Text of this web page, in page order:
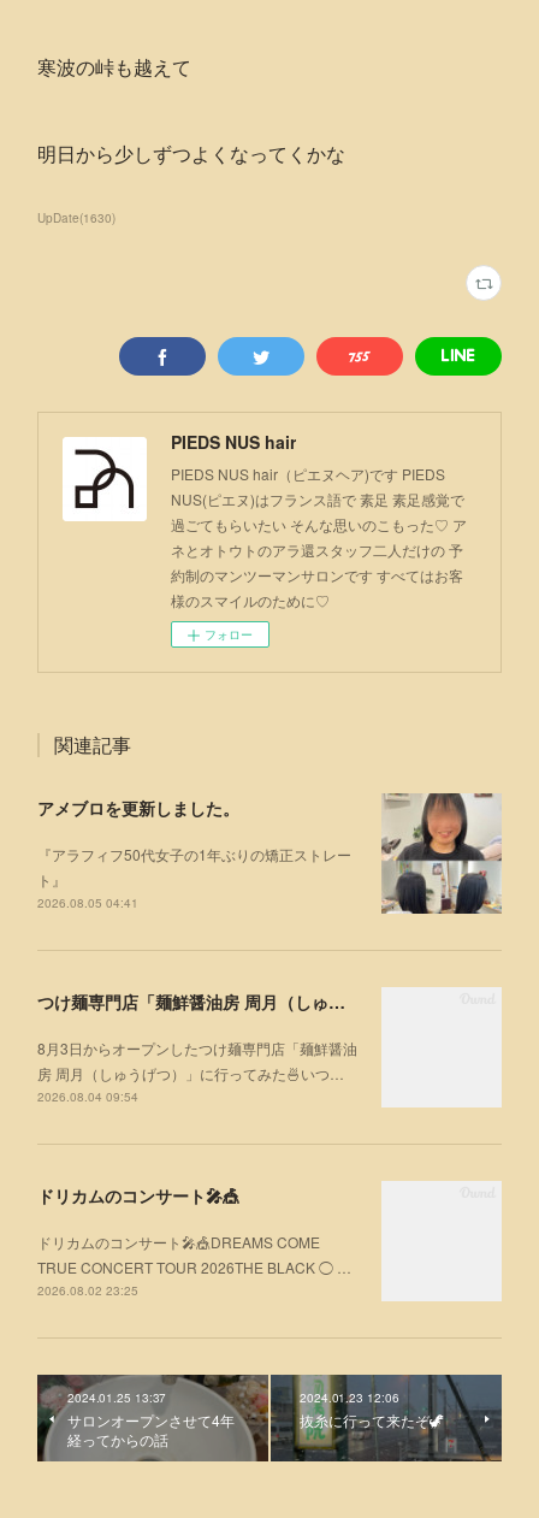
寒波の峠も越えて
明日から少しずつよくなってくかな
UpDate(1630)
PIEDS NUS hair
PIEDS NUS hair（ピエヌヘア)です PIEDS
NUS(ピエヌ)はフランス語で 素足 素足感覚で
過ごてもらいたい そんな思いのこもった♡ ア
ネとオトウトのアラ還スタッフ二人だけの 予
約制のマンツーマンサロンです すべてはお客
様のスマイルのために♡
フォロー
関連記事
アメブロを更新しました。
『アラフィフ50代女子の1年ぶりの矯正ストレー
ト』
2026.08.05 04:41
つけ麺専門店「麺鮮醤油房 周月（しゅうげつ）」⁡ に行ってみた🍜
8月3日からオープンしたつけ麺専門店「麺鮮醤油
房 周月（しゅうげつ）」⁡に行ってみた🍜いつ…
2026.08.04 09:54
ドリカムのコンサート🎤🎪
ドリカムのコンサート🎤🎪DREAMS COME
TRUE CONCERT TOUR 2026THE BLACK ◯ …
2026.08.02 23:25
2024.01.25 13:37
サロンオープンさせて4年
経ってからの話
2024.01.23 12:06
抜糸に行って来たぞ🦖